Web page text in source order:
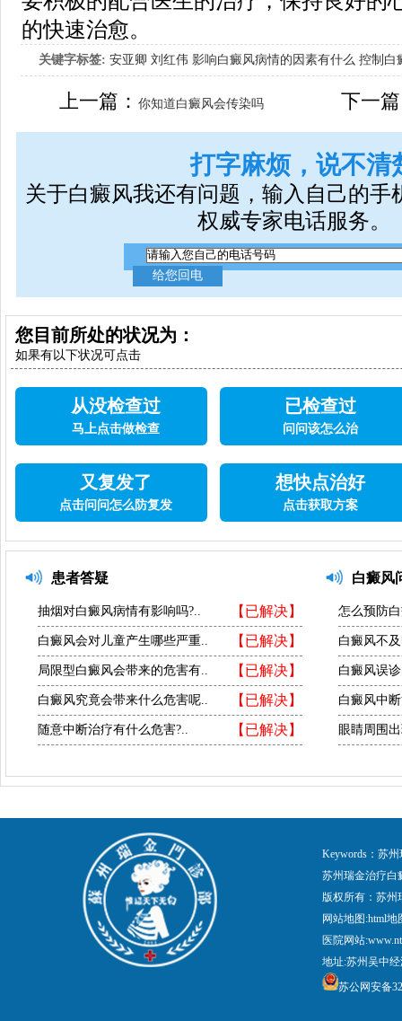
的快速治愈。
关键字标签: 安亚卿 刘红伟 影响白癜风病情的因素有什么 控制白
女生应该如何治疗呢
上一篇：你知道白癜风会传染吗 下一
打字麻烦，说不清
关于白癜风我还有问题，输入自己的手
权威专家电话服务。
您目前所处的状况为：
如果有以下状况可点击
从没检查过
马上点击做检查
已检查过
问问该怎么治
又复发了
点击问问怎么防复发
想快点治好
点击获取方案
患者答疑
【已解决】
抽烟对白癜风病情有影响吗?..
【已解决】
白癜风会对儿童产生哪些严重..
【已解决】
局限型白癜风会带来的危害有..
【已解决】
白癜风究竟会带来什么危害呢..
【已解决】
随意中断治疗有什么危害?..
白癜风
怎么预防
白癜风不
白癜风误
白癜风中
眼睛周围
Keywords：苏
苏州瑞金治疗白
版权所有：苏
网站地图:html地
医院网站
地址:苏州吴中
苏公网安备